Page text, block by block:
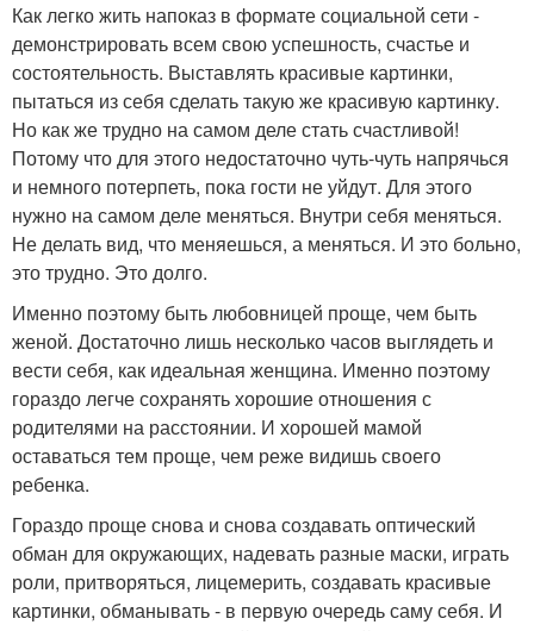
Как легко жить напоказ в формате социальной сети -
демонстрировать всем свою успешность, счастье и
состоятельность. Выставлять красивые картинки,
пытаться из себя сделать такую же красивую картинку.
Но как же трудно на самом деле стать счастливой!
Потому что для этого недостаточно чуть-чуть напрячься
и немного потерпеть, пока гости не уйдут. Для этого
нужно на самом деле меняться. Внутри себя меняться.
Не делать вид, что меняешься, а меняться. И это больно,
это трудно. Это долго.
Именно поэтому быть любовницей проще, чем быть
женой. Достаточно лишь несколько часов выглядеть и
вести себя, как идеальная женщина. Именно поэтому
гораздо легче сохранять хорошие отношения с
родителями на расстоянии. И хорошей мамой
оставаться тем проще, чем реже видишь своего
ребенка.
Гораздо проще снова и снова создавать оптический
обман для окружающих, надевать разные маски, играть
роли, притворяться, лицемерить, создавать красивые
картинки, обманывать - в первую очередь саму себя. И